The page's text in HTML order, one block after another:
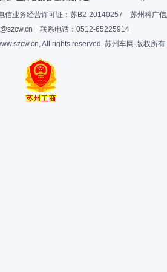
信业务经营许可证：苏B2-20140257 苏州科广信
联系电话：0512-65225914
All rights reserved. 苏州车网·版权所有